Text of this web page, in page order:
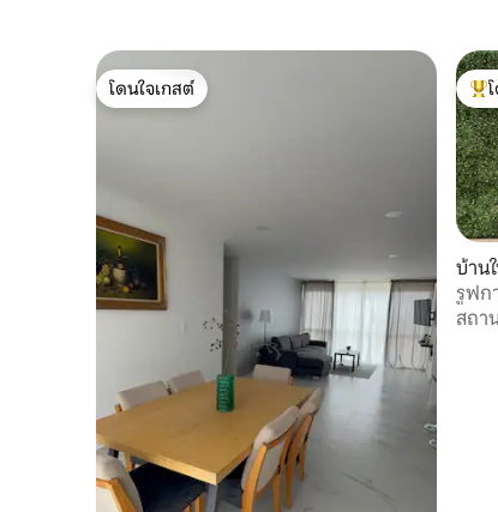
โดนใจเกสต์
โดนใจเกสต์
โด
บ้าน
รูฟก
นอน
สถา